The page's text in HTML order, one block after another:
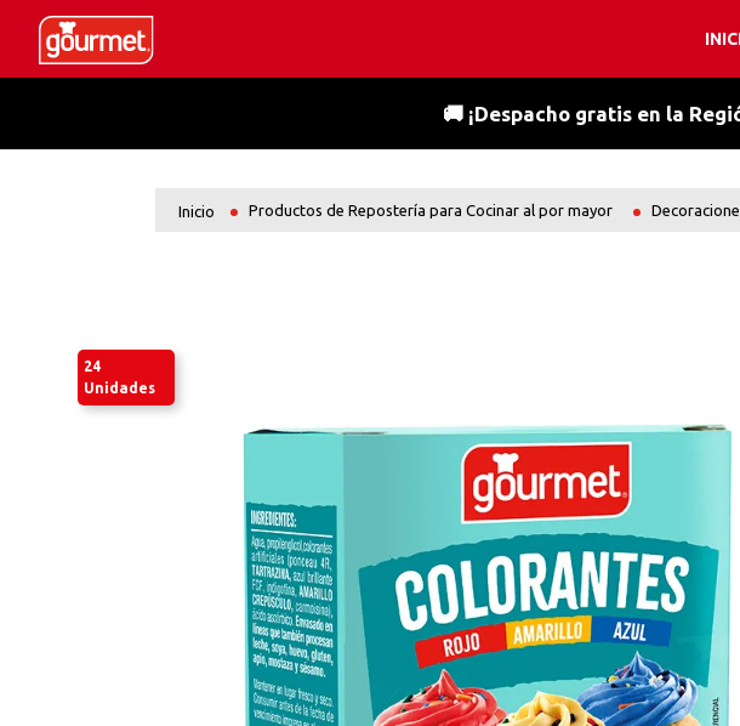
🚚 ¡Despacho gratis en la
Productos de Repostería para Cocinar al por mayor
24
Unidades